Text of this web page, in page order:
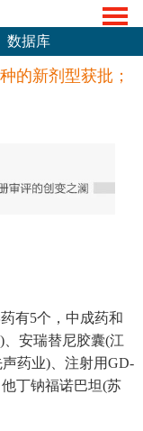
数据库
的新剂型获批；
有5个，中成药和
、安瑞替尼胶囊(江
药业)、注射用GD-
丁钠福诺巴坦(苏